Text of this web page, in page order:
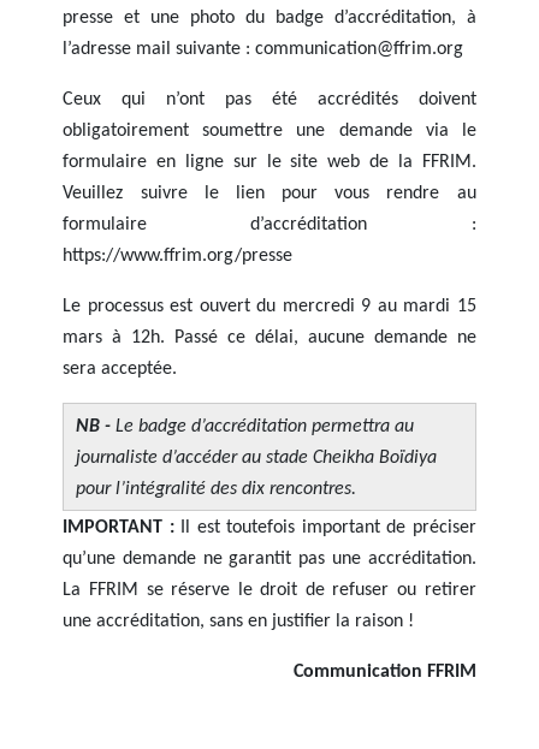
presse et une photo du badge d’accréditation, à
l’adresse mail suivante : communication@ffrim.org
Ceux qui n’ont pas été accrédités doivent
obligatoirement soumettre une demande via le
formulaire en ligne sur le site web de la FFRIM.
Veuillez suivre le lien pour vous rendre au
formulaire d’accréditation :
https://www.ffrim.org/presse
Le processus est ouvert du mercredi 9 au mardi 15
mars à 12h. Passé ce délai, aucune demande ne
sera acceptée.
NB - Le badge d’accréditation permettra au
journaliste d’accéder au stade Cheikha Boïdiya
pour l’intégralité des dix rencontres.
IMPORTANT :Il est toutefois important de préciser
qu’une demande ne garantit pas une accréditation.
La FFRIM se réserve le droit de refuser ou retirer
une accréditation, sans en justifier la raison !
Communication FFRIM